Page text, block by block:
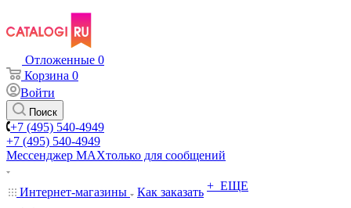
Отложенные 0
Корзина 0
Войти
Поиск
+7 (495) 540-4949
+7 (495) 540-4949
Мессенджер МАХтолько для сообщений
Интернет-магазины Как заказать + ЕЩЕ